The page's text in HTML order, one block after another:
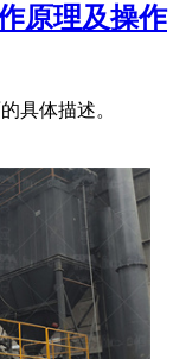
原理及操作
具体描述。